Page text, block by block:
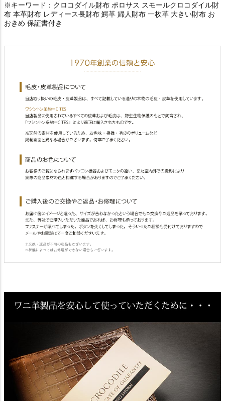
※キーワード：クロコダイル財布 ポロサス スモールクロコダイル財
布 本革財布 レディース長財布 鰐革 婦人財布 一枚革 大きい財布 お
おきめ 保証書付き